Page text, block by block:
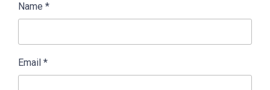
Name *
Email *